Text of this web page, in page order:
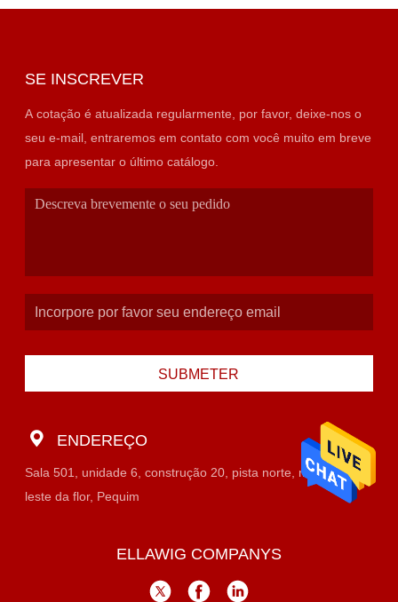
SE INSCREVER
A cotação é atualizada regularmente, por favor, deixe-nos o
seu e-mail, entraremos em contato com você muito em breve
para apresentar o último catálogo.
SUBMETER
ENDEREÇO
Sala 501, unidade 6, construção 20, pista norte, mercado do
leste da flor, Pequim
ELLAWIG COMPANYS